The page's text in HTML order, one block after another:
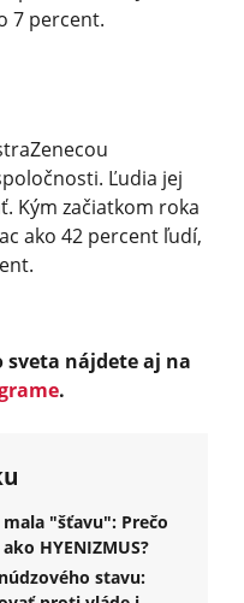
7 percent.
Ľudia jej
Kým začiatkom roka
ako 42 percent ľudí,
sveta nájdete aj na
.
mala "šťavu": Prečo
HYENIZMUS?
stavu: